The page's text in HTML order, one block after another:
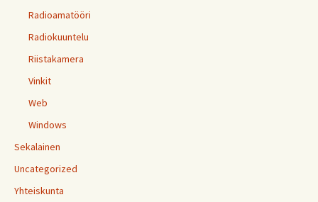
Radioamatööri
Radiokuuntelu
Riistakamera
Vinkit
Web
Windows
Sekalainen
Uncategorized
Yhteiskunta